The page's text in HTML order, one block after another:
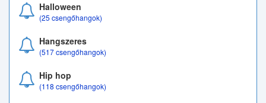
Halloween
(25 csengőhangok)
Hangszeres
(517 csengőhangok)
Hip hop
(118 csengőhangok)